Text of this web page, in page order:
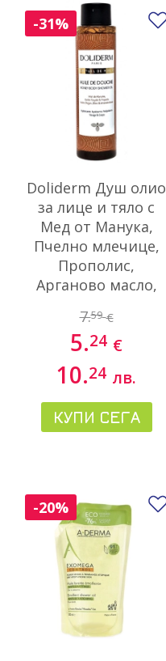
Doliderm Душ олио
за лице и тяло с
Мед от Манука,
Пчелно млечице,
Прополис,
Арганово масло,
бадеми 100 мл.
7.59 €
5.24 €
10.24 лв.
КУПИ СЕГА
-31%
-20%